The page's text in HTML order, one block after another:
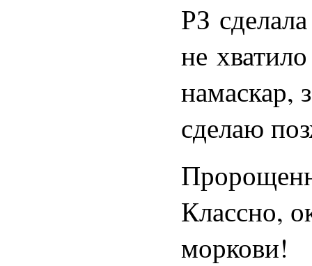
РЗ
не
намаскар,
сделаю
Классно,
моркови!